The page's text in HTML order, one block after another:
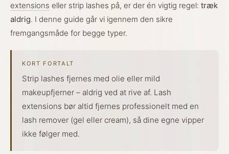
extensions eller strip lashes på, er der én vigtig regel: træk
aldrig. I denne guide går vi igennem den sikre
fremgangsmåde for begge typer.
KORT FORTALT
Strip lashes fjernes med olie eller mild
makeupfjerner – aldrig ved at rive af. Lash
extensions bør altid fjernes professionelt med en
lash remover (gel eller cream), så dine egne vipper
ikke følger med.